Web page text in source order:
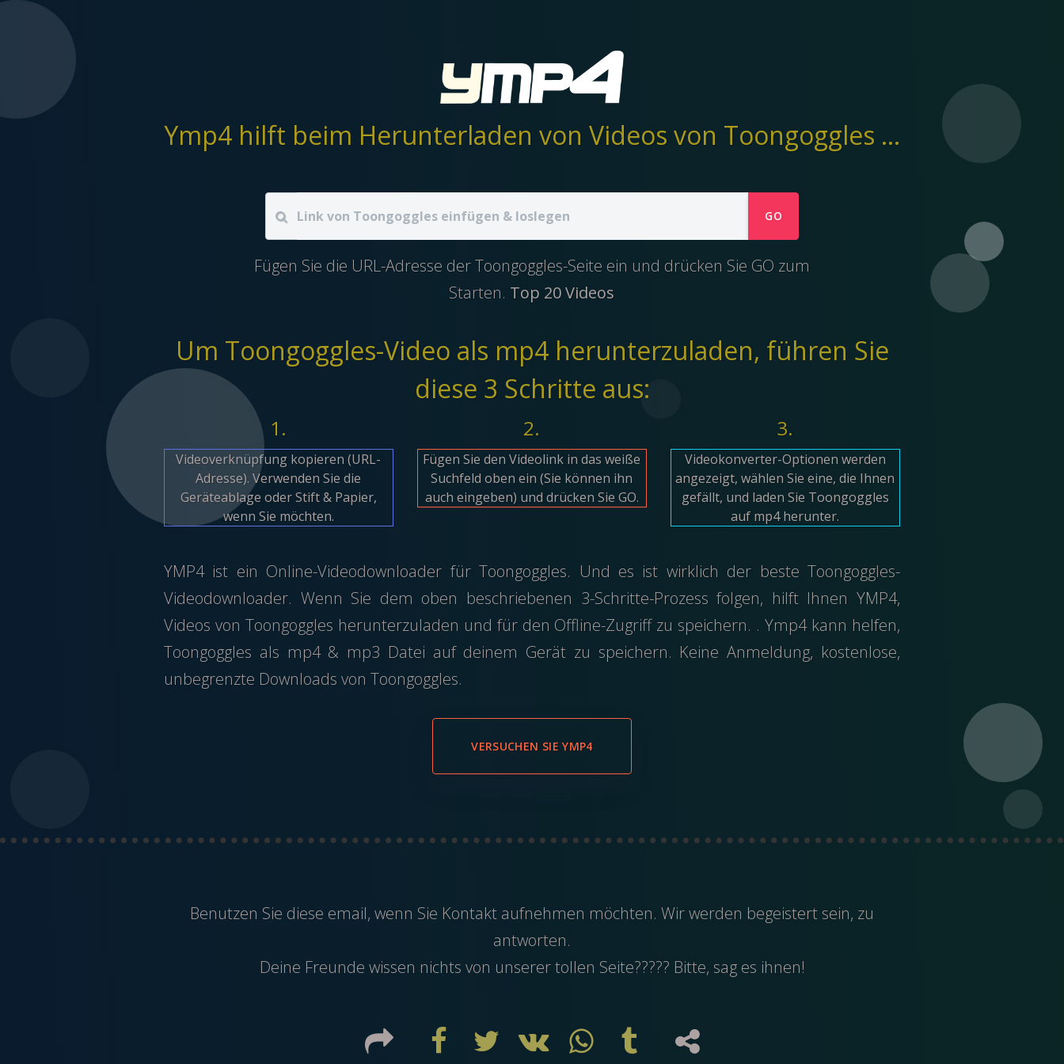
Ymp4 hilft beim Herunterladen von Videos von Toongoggles in eine mp4-Datei.
GO
Fügen Sie die URL-Adresse der Toongoggles-Seite ein und drücken Sie GO zum
Starten. Top 20 Videos
Um Toongoggles-Video als mp4 herunterzuladen, führen Sie
diese 3 Schritte aus:
1.
Videoverknüpfung kopieren (URL-
Adresse). Verwenden Sie die
Geräteablage oder Stift & Papier,
wenn Sie möchten.
2.
Fügen Sie den Videolink in das weiße
Suchfeld oben ein (Sie können ihn
auch eingeben) und drücken Sie GO.
3.
Videokonverter-Optionen werden
angezeigt, wählen Sie eine, die Ihnen
gefällt, und laden Sie Toongoggles
auf mp4 herunter.
YMP4 ist ein Online-Videodownloader für Toongoggles. Und es ist wirklich der beste Toongoggles-
Videodownloader. Wenn Sie dem oben beschriebenen 3-Schritte-Prozess folgen, hilft Ihnen YMP4,
Videos von Toongoggles herunterzuladen und für den Offline-Zugriff zu speichern. . Ymp4 kann helfen,
Toongoggles als mp4 & mp3 Datei auf deinem Gerät zu speichern. Keine Anmeldung, kostenlose,
unbegrenzte Downloads von Toongoggles.
VERSUCHEN SIE YMP4
Benutzen Sie diese email, wenn Sie Kontakt aufnehmen möchten. Wir werden begeistert sein, zu
antworten.
Deine Freunde wissen nichts von unserer tollen Seite????? Bitte, sag es ihnen!